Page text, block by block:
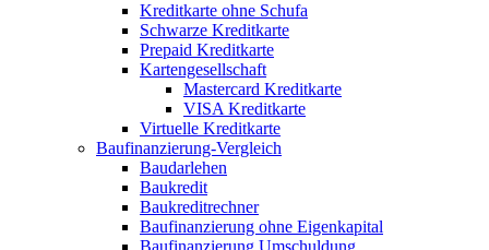
Kreditkarte ohne Schufa
Schwarze Kreditkarte
Prepaid Kreditkarte
Kartengesellschaft
Mastercard Kreditkarte
VISA Kreditkarte
Virtuelle Kreditkarte
Baufinanzierung-Vergleich
Baudarlehen
Baukredit
Baukreditrechner
Baufinanzierung ohne Eigenkapital
Baufinanzierung Umschuldung